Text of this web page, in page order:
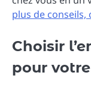
plus de conseils,
Choisir
pour